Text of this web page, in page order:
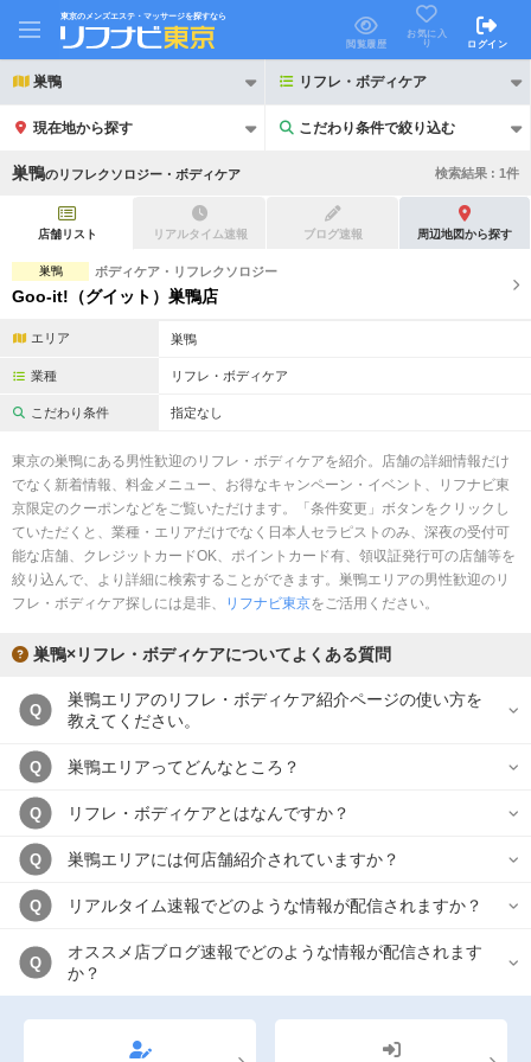
東京のメンズエステ・マッサージを探すなら
閲覧履歴
お気に入
り
ログイン
巣鴨 リフレ・ボディケア
現在地から探す こだわり条件で絞り込む
こだわり条件で絞り込む
21時以降も受付
2名様歓迎 団体様歓迎
完全個室 半個室あり
ペアルームあり シャワー室完備
日本人スタッフのみ
スタッフ指名可
駅から徒歩5分以内
巣鴨のリフレクソロジー・ボディケア 検索結果 : 1件
店舗リスト リアルタイム速報 ブログ速報 周辺地図から探す
巣鴨 ボディケア・リフレクソロジー
Goo-it!（グイット）巣鴨店
エリア 巣鴨
業種 リフレ・ボディケア
こだわり条件 指定なし
東京の巣鴨にある男性歓迎のリフレ・ボディケアを紹介。店舗の詳細情報だけ
でなく新着情報、料金メニュー、お得なキャンペーン・イベント、リフナビ東
京限定のクーポンなどをご覧いただけます。「条件変更」ボタンをクリックし
ていただくと、業種・エリアだけでなく日本人セラピストのみ、深夜の受付可
能な店舗、クレジットカードOK、ポイントカード有、領収証発行可の店舗等を
絞り込んで、より詳細に検索することができます。巣鴨エリアの男性歓迎のリ
フレ・ボディケア探しには是非、
リフナビ東京をご活用ください。
巣鴨×リフレ・ボディケアについてよくある質問
Q
巣鴨エリアのリフレ・ボディケア紹介ページの使い方を
教えてください。
Q 巣鴨エリアってどんなところ？
Q リフレ・ボディケアとはなんですか？
Q 巣鴨エリアには何店舗紹介されていますか？
Q リアルタイム速報でどのような情報が配信されますか？
Q
オススメ店ブログ速報でどのような情報が配信されます
か？